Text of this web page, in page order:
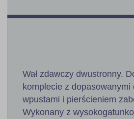
Wał zdawczy dwustronny.
komplecie z dopasowanymi
wpustami i pierścieniem
Wykonany z